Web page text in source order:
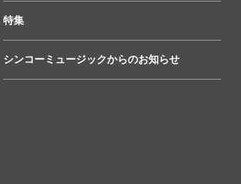
特集
シンコーミュージックからのお知らせ